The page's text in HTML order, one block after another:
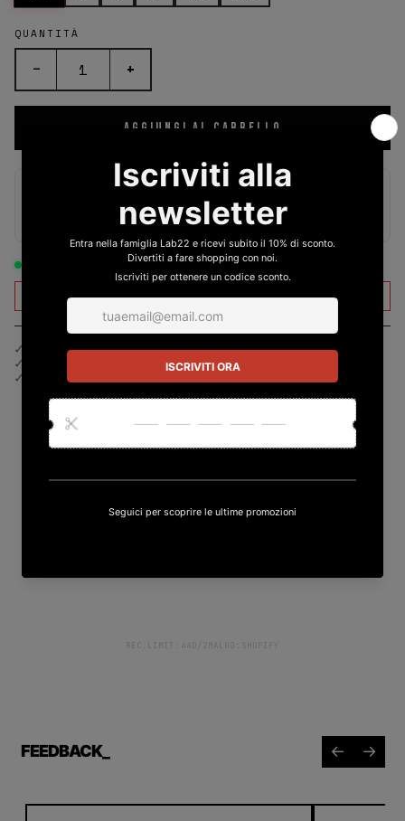
QUANTITÀ
− +
AGGIUNGI AL CARRELLO
PAGAMENTI SICURI
IN STOCK - READY TO SHIP
DISPONIBILITÀ LIMITATA – ORDINA ORA
✓ SPEDIZIONE RAPIDA IN 24/48H
✓
✓ PAGA IN 3 RATE
REC.LIMIT:4 ALGO:SHOPIFY
FEEDBACK_ ← →